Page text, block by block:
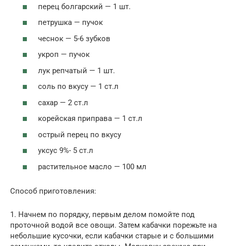
перец болгарский — 1 шт.
петрушка — пучок
чеснок — 5-6 зубков
укроп — пучок
лук репчатый — 1 шт.
соль по вкусу — 1 ст.л
сахар — 2 ст.л
корейская приправа — 1 ст.л
острый перец по вкусу
уксус 9%- 5 ст.л
растительное масло — 100 мл
Способ приготовления:
1. Начнем по порядку, первым делом помойте под
проточной водой все овощи. Затем кабачки порежьте на
небольшие кусочки, если кабачки старые и с большими